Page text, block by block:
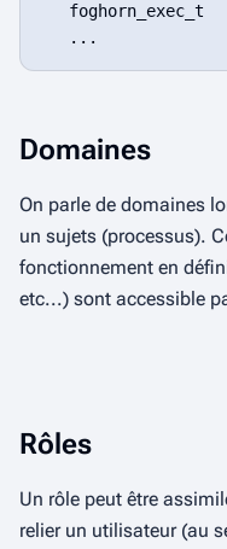
   foghorn_exec_t
Domaines
On parle de domaines
un sujets (processus).
fonctionnement en
etc...) sont accessible
Rôles
Un rôle peut être
relier un utilisateur (au